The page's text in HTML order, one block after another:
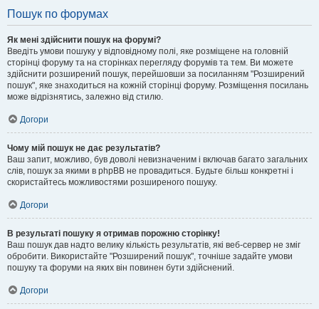
Пошук по форумах
Як мені здійснити пошук на форумі?
Введіть умови пошуку у відповідному полі, яке розміщене на головній
сторінці форуму та на сторінках перегляду форумів та тем. Ви можете
здійснити розширений пошук, перейшовши за посиланням "Розширений
пошук", яке знаходиться на кожній сторінці форуму. Розміщення посилань
може відрізнятись, залежно від стилю.
Догори
Чому мій пошук не дає результатів?
Ваш запит, можливо, був доволі невизначеним і включав багато загальних
слів, пошук за якими в phpBB не провадиться. Будьте більш конкретні і
скористайтесь можливостями розширеного пошуку.
Догори
В результаті пошуку я отримав порожню сторінку!
Ваш пошук дав надто велику кількість результатів, які веб-сервер не зміг
обробити. Використайте "Розширений пошук", точніше задайте умови
пошуку та форуми на яких він повинен бути здійснений.
Догори